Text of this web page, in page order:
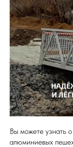
Вы можете узнать
алюминиевых